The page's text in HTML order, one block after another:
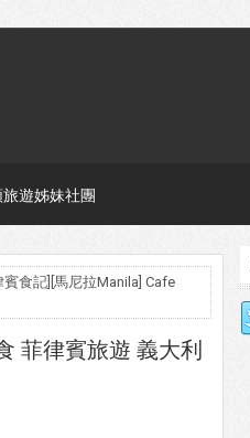
遊姊妹社團
賓食記][馬尼拉Manila] Cafe
菲律賓旅遊 義大利